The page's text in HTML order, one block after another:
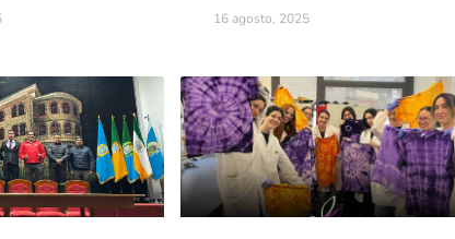
16 agosto, 2025